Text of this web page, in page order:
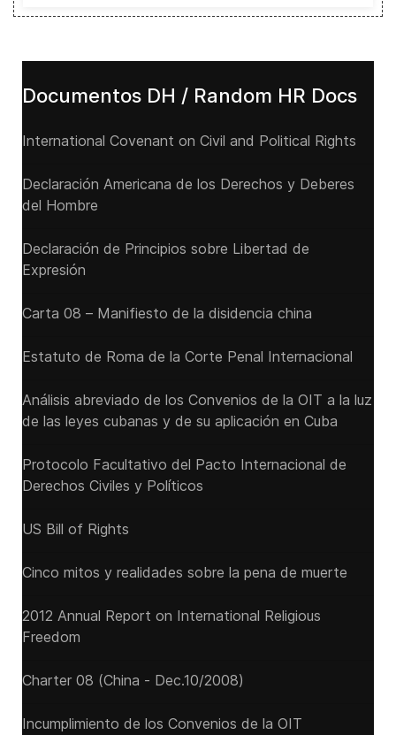
Documentos DH / Random HR Docs
International Covenant on Civil and Political Rights
Declaración Americana de los Derechos y Deberes
del Hombre
Declaración de Principios sobre Libertad de
Expresión
Carta 08 – Manifiesto de la disidencia china
Estatuto de Roma de la Corte Penal Internacional
Análisis abreviado de los Convenios de la OIT a la luz
de las leyes cubanas y de su aplicación en Cuba
Protocolo Facultativo del Pacto Internacional de
Derechos Civiles y Políticos
US Bill of Rights
Cinco mitos y realidades sobre la pena de muerte
2012 Annual Report on International Religious
Freedom
Charter 08 (China - Dec.10/2008)
Incumplimiento de los Convenios de la OIT